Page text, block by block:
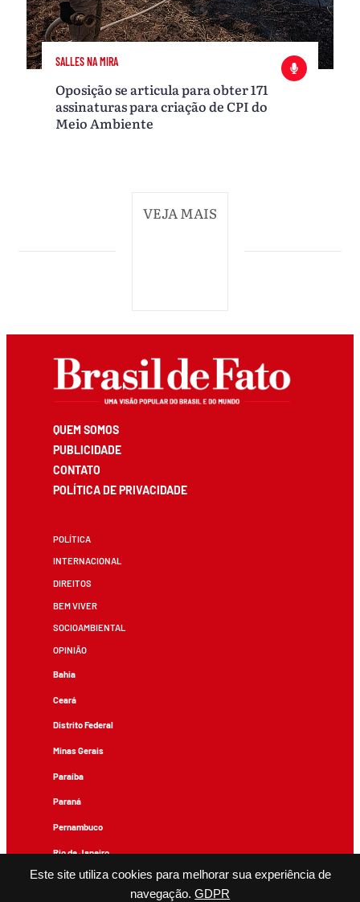
Este site utiliza cookies para melhorar sua experiência de
navegação. GDPR
SALLES NA MIRA
Oposição se articula para obter 171
assinaturas para criação de CPI do
Meio Ambiente
VEJA MAIS
QUEM SOMOS
PUBLICIDADE
CONTATO
POLÍTICA DE PRIVACIDADE
POLÍTICA
INTERNACIONAL
DIREITOS
BEM VIVER
SOCIOAMBIENTAL
OPINIÃO
Bahia
Ceará
Distrito Federal
Minas Gerais
Paraíba
Paraná
Pernambuco
Rio de Janeiro
Rio Grande do Sul